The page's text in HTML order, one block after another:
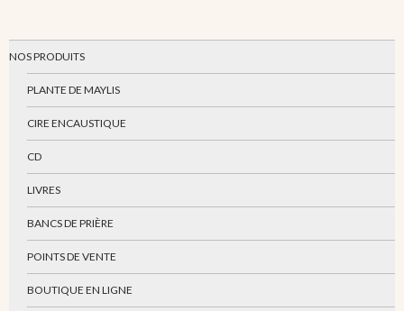
NOS PRODUITS
PLANTE DE MAYLIS
CIRE ENCAUSTIQUE
CD
LIVRES
BANCS DE PRIÈRE
POINTS DE VENTE
BOUTIQUE EN LIGNE